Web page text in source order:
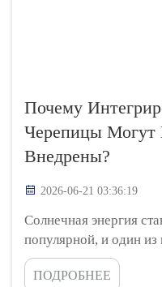
Почему
Черепицы
Внедрены?
2026-06-21 03:36:19
Солнечная энергия
популярной, и один из
использования —
черепицы. Эти
ПОДРОБНЕЕ